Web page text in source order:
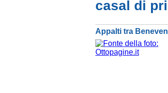
casal di
Appalti tra